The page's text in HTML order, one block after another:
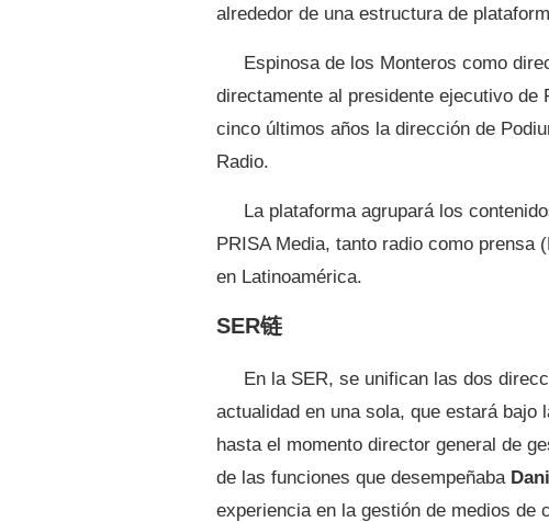
alrededor de una estructura de
Espinosa de los Monteros como
directamente al presidente ejecutivo de
cinco últimos años la dirección de
Radio.
La plataforma agrupará los
PRISA Media, tanto radio como prensa
en Latinoamérica.
SER链
En la SER, se unifican las dos
actualidad en una sola, que estará bajo
hasta el momento director general de
de las funciones que desempeñaba
experiencia en la gestión de medios de